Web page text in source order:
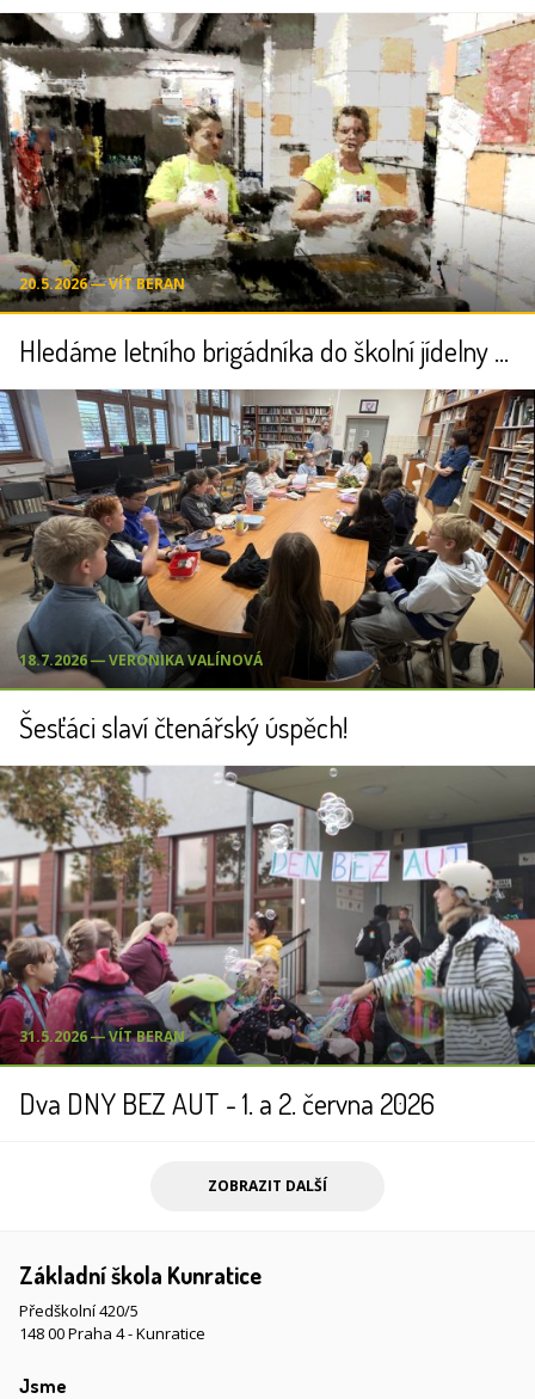
20.5.2026 ― VÍT BERAN
Hledáme letního brigádníka do školní jídelny (příměstské tábory)
18.7.2026 ― VERONIKA VALÍNOVÁ
Šesťáci slaví čtenářský úspěch!
31.5.2026 ― VÍT BERAN
Dva DNY BEZ AUT - 1. a 2. června 2026
ZOBRAZIT DALŠÍ
Základní škola Kunratice
Předškolní 420/5
148 00 Praha 4 - Kunratice
Jsme